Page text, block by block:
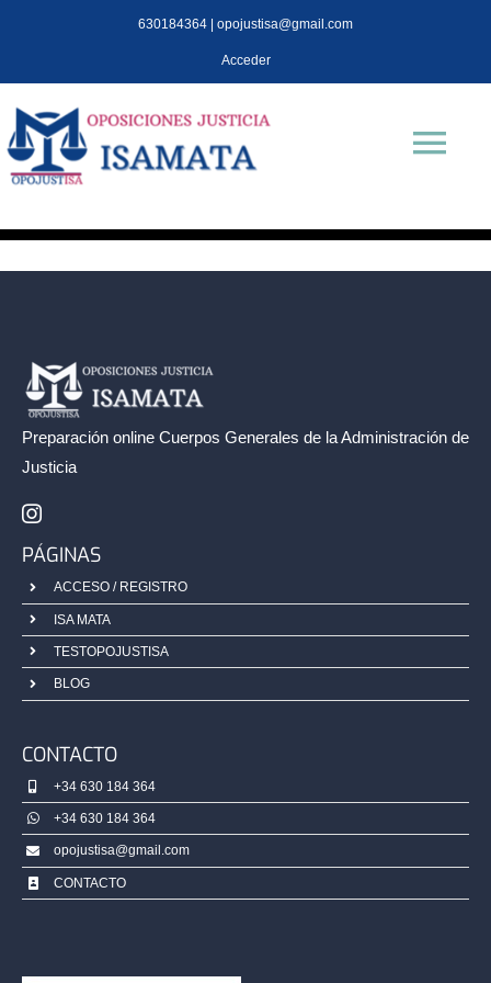
630184364 | opojustisa@gmail.com
Acceder
INICIO
TEST OPOJUSTISA
Isa Mata
Blog
Contacto
Campus Virtual
Preparación online Cuerpos Generales de laAdministración de
Justicia
PÁGINAS
ACCESO / REGISTRO
ISA MATA
TESTOPOJUSTISA
BLOG
CONTACTO
+34 630 184 364
+34 630 184 364
opojustisa@gmail.com
CONTACTO